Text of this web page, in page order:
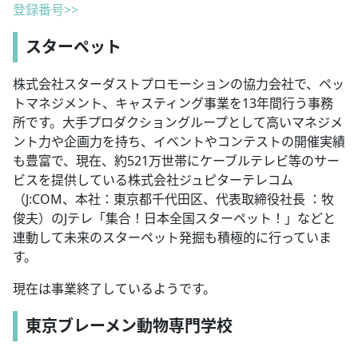
登録番号>>
スターペット
株式会社スターダストプロモーションの協力会社で、ペッ
トマネジメント、キャスティング事業を13年間行う事務
所です。大手プロダクショングループとして高いマネジメ
ント力や企画力を持ち、イベントやコンテストの開催実績
も豊富で、現在、約521万世帯にケーブルテレビ等のサー
ビスを提供している株式会社ジュピターテレコム
（J:COM、本社：東京都千代田区、代表取締役社長 ：牧
俊夫）のJテレ「集合！日本全国スターペット！」などと
連動して未来のスターペット発掘も積極的に行っていま
す。
現在は事業終了しているようです。
東京ブレーメン動物専門学校